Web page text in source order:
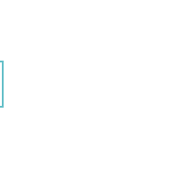
requise